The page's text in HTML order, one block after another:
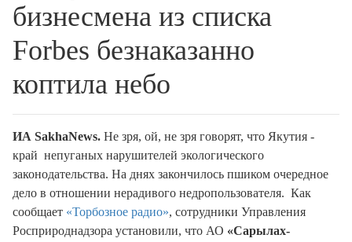
бизнесмена из списка
Forbes безнаказанно
коптила небо
ИA SakhaNews. Не зря, ой, не зря говорят, что Якутия -
край непуганых нарушителей экологического
законодательства. На днях закончилось пшиком очередное
дело в отношении нерадивого недропользователя. Как
сообщает «Торбозное радио», сотрудники Управления
Росприроднадзора установили, что АО «Сарылах-